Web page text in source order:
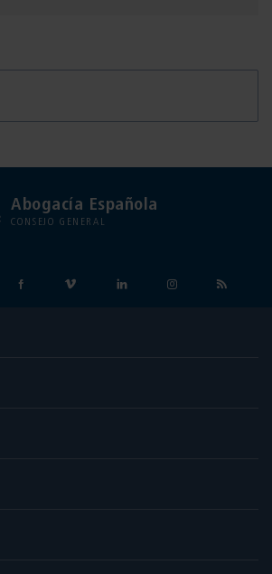
Abogacía Española
CONSEJO GENERAL